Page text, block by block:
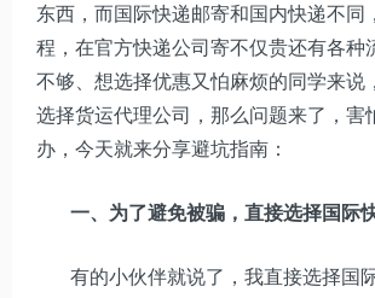
东西，而国际快递邮寄和国内快递不同
程，在官方快递公司寄不仅贵还有各种
不够、想选择优惠又怕麻烦的同学来说
选择货运代理公司，那么问题来了，害
办，今天就来分享避坑指南：
一、为了避免被骗，直接选择国际
有的小伙伴就说了，我直接选择国